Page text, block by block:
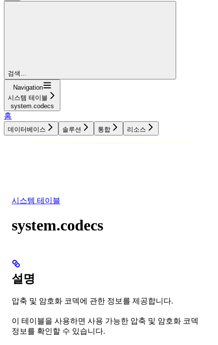
검색...
Navigation
시스템 테이블
system.codecs
홈
데이터베이스 솔루션 통합 리소스
시스템 테이블
system.codecs
설명
압축 및 암호화 코덱에 관한 정보를 제공합니다.
이 테이블을 사용하면 사용 가능한 압축 및 암호화 코덱
정보를 확인할 수 있습니다.